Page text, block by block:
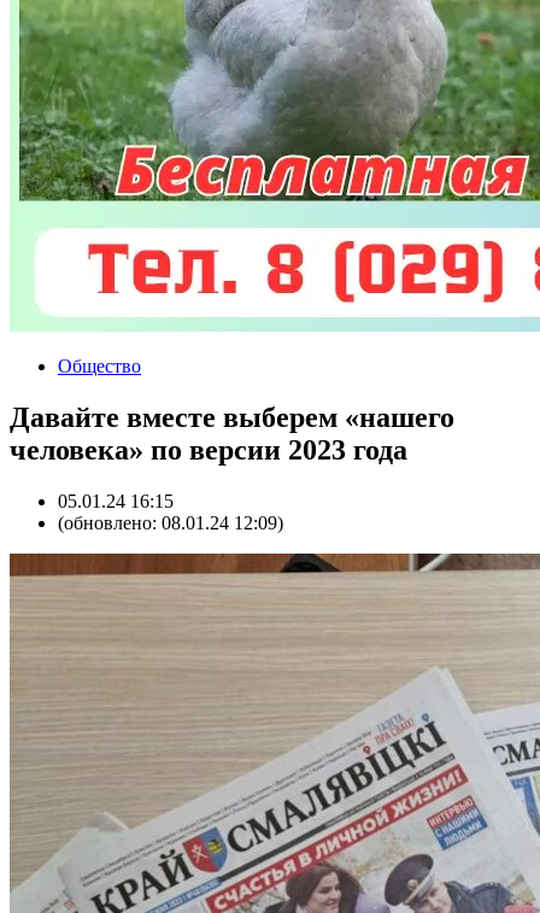
Общество
Давайте вместе выберем «нашего
человека» по версии 2023 года
05.01.24 16:15
(обновлено: 08.01.24 12:09)